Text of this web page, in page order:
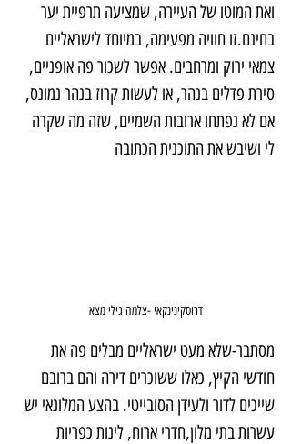
ואת המוטו של העיירה, שמציעה תרפיית יער
בחינם.זו חוויה מפעימה, במיוחד לישראליים
צמאי ירוק ומרחבים. אפשר לשכור פה אופניים,
סירת פדלים בנהר, או לעשות קרוז בנהר נמונס,
אם לא נפתחו ארובות השמיים, שזה מה שקרה
לי ושיבש את התוכנית הכתובה
דרוסקינינקאי -צלמה גילי מצא
מסתבר-שלא מעט ישראליים מבלים פה את
חודשי הקיץ, כאלו ששוכרים דירה והם ברובם
שייכים לדור ולעידן הסובייטי. בהצע המלונאי יש
עשרות בתי מלון,חדרי ארוח, לינות כפריות